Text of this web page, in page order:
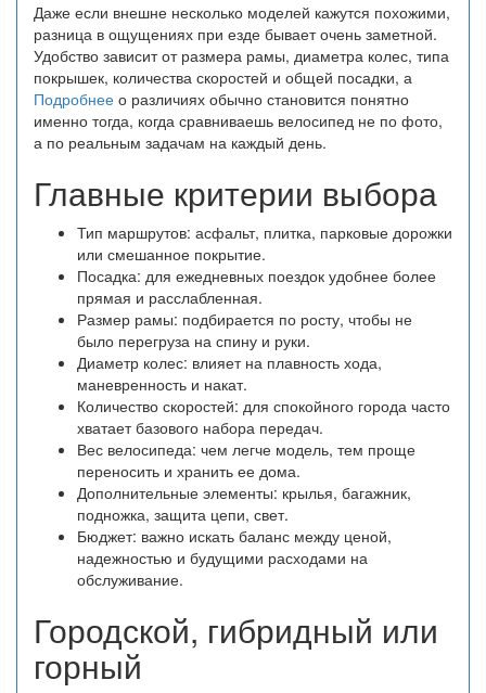
Даже если внешне несколько моделей кажутся похожими,
разница в ощущениях при езде бывает очень заметной.
Удобство зависит от размера рамы, диаметра колес, типа
покрышек, количества скоростей и общей посадки, а
Подробнее о различиях обычно становится понятно
именно тогда, когда сравниваешь велосипед не по фото,
а по реальным задачам на каждый день.
Главные критерии выбора
Тип маршрутов: асфальт, плитка, парковые дорожки
или смешанное покрытие.
Посадка: для ежедневных поездок удобнее более
прямая и расслабленная.
Размер рамы: подбирается по росту, чтобы не
было перегруза на спину и руки.
Диаметр колес: влияет на плавность хода,
маневренность и накат.
Количество скоростей: для спокойного города часто
хватает базового набора передач.
Вес велосипеда: чем легче модель, тем проще
переносить и хранить ее дома.
Дополнительные элементы: крылья, багажник,
подножка, защита цепи, свет.
Бюджет: важно искать баланс между ценой,
надежностью и будущими расходами на
обслуживание.
Городской, гибридный или
горный